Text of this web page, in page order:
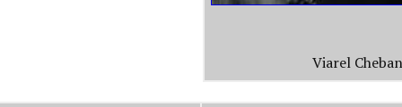
Viarel Cheban